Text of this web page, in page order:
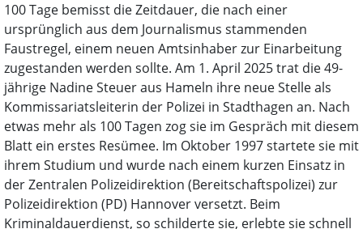
100 Tage bemisst die Zeitdauer, die nach einer
ursprünglich aus dem Journalismus stammenden
Faustregel, einem neuen Amtsinhaber zur Einarbeitung
zugestanden werden sollte. Am 1. April 2025 trat die 49-
jährige Nadine Steuer aus Hameln ihre neue Stelle als
Kommissariatsleiterin der Polizei in Stadthagen an. Nach
etwas mehr als 100 Tagen zog sie im Gespräch mit diesem
Blatt ein erstes Resümee. Im Oktober 1997 startete sie mit
ihrem Studium und wurde nach einem kurzen Einsatz in
der Zentralen Polizeidirektion (Bereitschaftspolizei) zur
Polizeidirektion (PD) Hannover versetzt. Beim
Kriminaldauerdienst, so schilderte sie, erlebte sie schnell